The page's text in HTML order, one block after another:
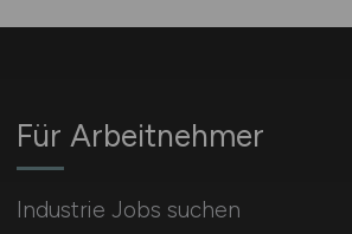
Für Arbeitnehmer
Industrie Jobs suchen